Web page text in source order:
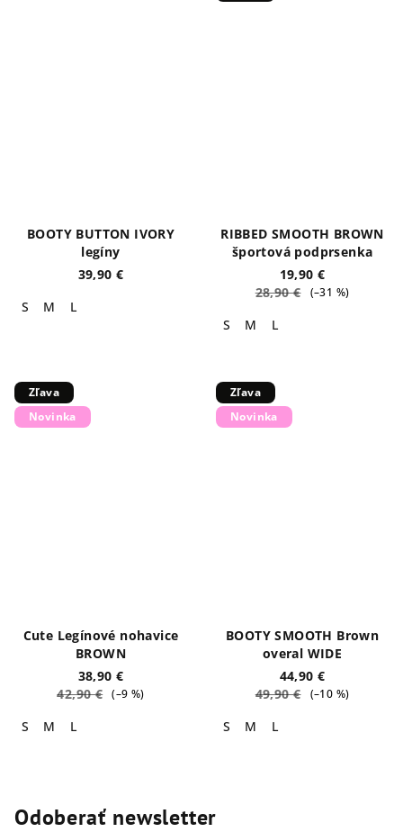
BOOTY BUTTON IVORY
legíny
39,90 €
S
M L
RIBBED SMOOTH BROWN
športová podprsenka
19,90 €
28,90 €
(–31 %)
S M L
Zľava
Novinka
Cute Legínové nohavice
BROWN
38,90 €
42,90 € (–9 %)
S M L
Zľava
Novinka
BOOTY SMOOTH Brown
overal WIDE
44,90 €
49,90 €
(–10 %)
S M L
Odoberať newsletter